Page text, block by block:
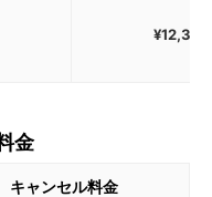
¥12,300
金
キャンセル料金